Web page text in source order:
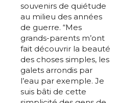
souvenirs de quiétude
au milieu des années
de guerre. “Mes
grands-parents m’ont
fait découvrir la beauté
des choses simples, les
galets arrondis par
l’eau par exemple. Je
suis bâti de cette